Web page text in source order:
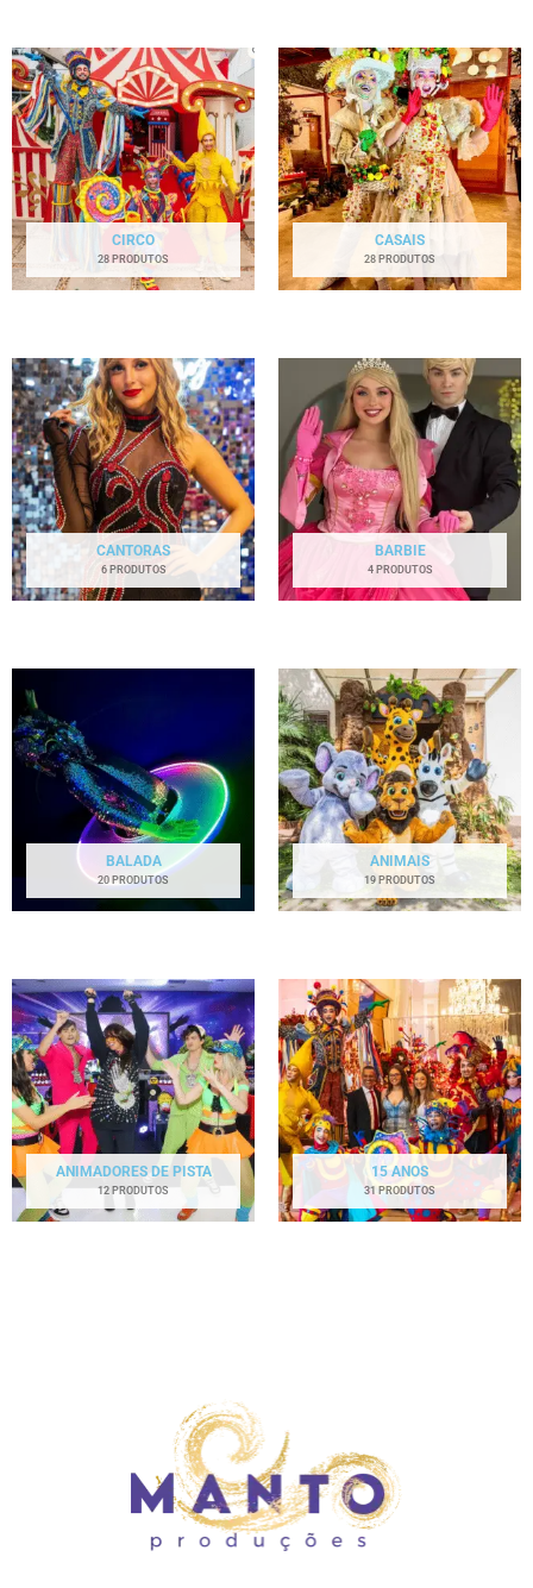
CIRCO
28 PRODUTOS
CASAIS
28 PRODUTOS
CANTORAS
6 PRODUTOS
BARBIE
4 PRODUTOS
BALADA
20 PRODUTOS
ANIMAIS
19 PRODUTOS
ANIMADORES DE PISTA
12 PRODUTOS
15 ANOS
31 PRODUTOS